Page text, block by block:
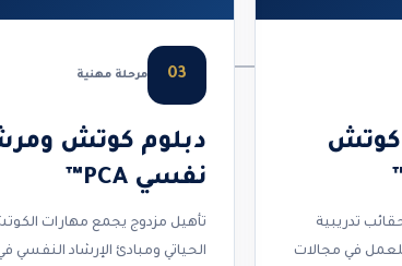
كوتش
متدرج يجمع 8 حقائب تدريبية
في مجالات
03 مرحلة مهنية
دبلوم كوتش
نفسي PCA™
تأهيل مزدوج يجمع مهارات
الحياتي ومبادئ الإرشاد النفسي